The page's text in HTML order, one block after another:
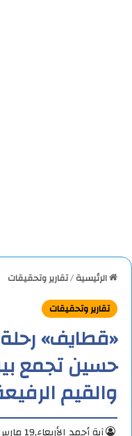
الرئيسية/تقارير وتحقيقات
تقارير وتحقيقات
«قطايف»
حسين تجمع
والقيم